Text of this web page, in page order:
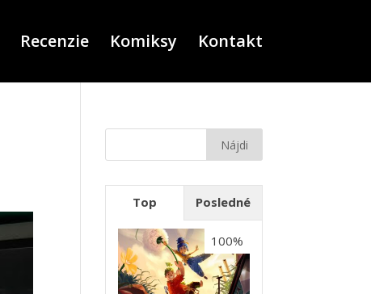
Recenzie Komiksy Kontakt
Top Posledné
100%